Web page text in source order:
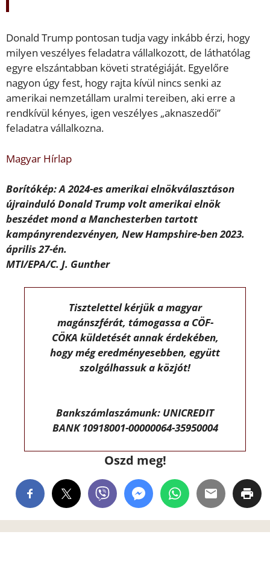
Donald Trump pontosan tudja vagy inkább érzi, hogy
milyen veszélyes feladatra vállalkozott, de láthatólag
egyre elszántabban követi stratégiáját. Egyelőre
nagyon úgy fest, hogy rajta kívül nincs senki az
amerikai nemzetállam uralmi tereiben, aki erre a
rendkívül kényes, igen veszélyes „aknaszedői”
feladatra vállalkozna.
Magyar Hírlap
Borítókép: A 2024-es amerikai elnökválasztáson
újrainduló Donald Trump volt amerikai elnök
beszédet mond a Manchesterben tartott
kampányrendezvényen, New Hampshire-ben 2023.
április 27-én.
MTI/EPA/C. J. Gunther
Tisztelettel kérjük a magyar
magánszférát, támogassa a CÖF-
CÖKA küldetését annak érdekében,
hogy még eredményesebben, együtt
szolgálhassuk a közjót!
Bankszámlaszámunk: UNICREDIT
BANK 10918001-00000064-35950004
Oszd meg!